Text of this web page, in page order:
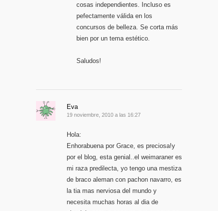
cosas independientes. Incluso es
pefectamente válida en los
concursos de belleza. Se corta más
bien por un tema estético.
Saludos!
Eva
19 noviembre, 2010 a las 16:27
Hola:
Enhorabuena por Grace, es preciosa!y
por el blog, esta genial..el weimaraner es
mi raza predilecta, yo tengo una mestiza
de braco aleman con pachon navarro, es
la tia mas nerviosa del mundo y
necesita muchas horas al dia de